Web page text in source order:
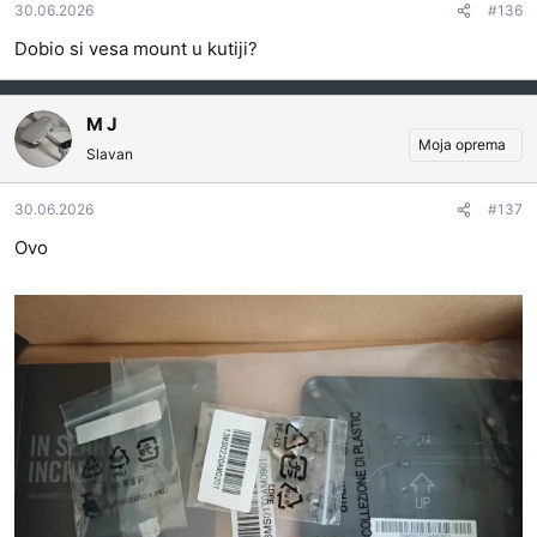
30.06.2026 #136
Dobio si vesa mount u kutiji?
M J
Slavan
Moja oprema
30.06.2026 #137
Ovo